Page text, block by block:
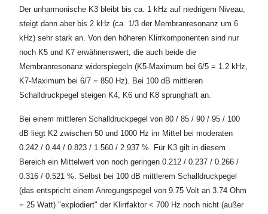
Der unharmonische K3 bleibt bis ca. 1 kHz auf niedrigem Niveau,
steigt dann aber bis 2 kHz (ca. 1/3 der Membranresonanz um 6
kHz) sehr stark an. Von den höheren Klirrkomponenten sind nur
noch K5 und K7 erwähnenswert, die auch beide die
Membranresonanz widerspiegeln (K5-Maximum bei 6/5 = 1.2 kHz,
K7-Maximum bei 6/7 = 850 Hz). Bei 100 dB mittleren
Schalldruckpegel steigen K4, K6 und K8 sprunghaft an.
Bei einem mittleren Schalldruckpegel von 80 / 85 / 90 / 95 / 100
dB liegt K2 zwischen 50 und 1000 Hz im Mittel bei moderaten
0.242 / 0.44 / 0.823 / 1.560 / 2.937 %. Für K3 gilt in diesem
Bereich ein Mittelwert von noch geringen 0.212 / 0.237 / 0.266 /
0.316 / 0.521 %. Selbst bei 100 dB mittlerem Schalldruckpegel
(das entspricht einem Anregungspegel von 9.75 Volt an 3.74 Ohm
= 25 Watt) "explodiert" der Klirrfaktor < 700 Hz noch nicht (außer